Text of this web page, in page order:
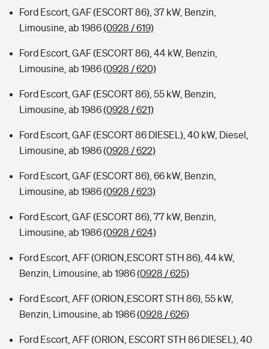
Ford Escort, GAF (ESCORT 86), 37 kW, Benzin,
Limousine, ab 1986(0928 / 619)
Ford Escort, GAF (ESCORT 86), 44 kW, Benzin,
Limousine, ab 1986(0928 / 620)
Ford Escort, GAF (ESCORT 86), 55 kW, Benzin,
Limousine, ab 1986(0928 / 621)
Ford Escort, GAF (ESCORT 86 DIESEL), 40 kW, Diesel,
Limousine, ab 1986(0928 / 622)
Ford Escort, GAF (ESCORT 86), 66 kW, Benzin,
Limousine, ab 1986(0928 / 623)
Ford Escort, GAF (ESCORT 86), 77 kW, Benzin,
Limousine, ab 1986(0928 / 624)
Ford Escort, AFF (ORION,ESCORT STH 86), 44 kW,
Benzin, Limousine, ab 1986(0928 / 625)
Ford Escort, AFF (ORION,ESCORT STH 86), 55 kW,
Benzin, Limousine, ab 1986(0928 / 626)
Ford Escort, AFF (ORION, ESCORT STH 86 DIESEL), 40